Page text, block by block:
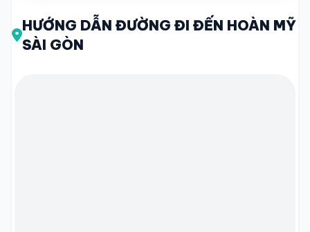
HƯỚNG DẪN ĐƯỜNG ĐI ĐẾN HOÀN MỸ
SÀI GÒN